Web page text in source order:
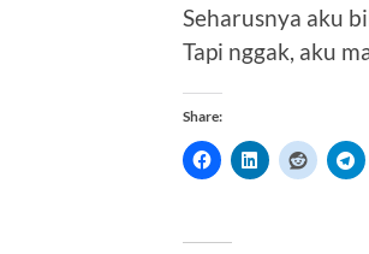
Seharusnya aku
Tapi nggak, aku
Share: